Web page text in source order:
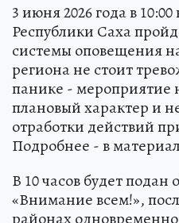
3 июня 2026 года в
Республики Саха
системы оповещения
региона не стоит
панике - мероприятие
плановый характер и
отработки действий
Подробнее - в
В 10 часов будет
«Внимание всем!»,
районах одновременно